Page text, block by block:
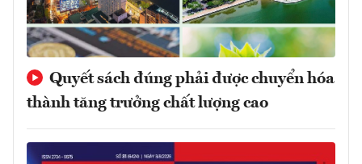
Quyết sách đúng phải được chuyển hóa
thành tăng trưởng chất lượng cao